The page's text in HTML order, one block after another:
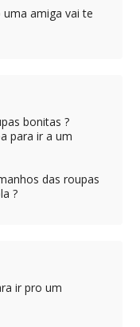
amiga vai te
bonitas ?
para ir a um
das roupas
?
ir pro um